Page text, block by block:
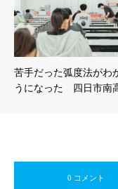
苦手だった弧度法がわ
うになった 四日市南
0 コメント